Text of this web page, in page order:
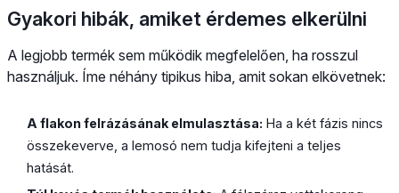
Gyakori hibák, amiket érdemes elkerülni
A legjobb termék sem működik megfelelően, ha rosszul
használjuk. Íme néhány tipikus hiba, amit sokan elkövetnek:
A flakon felrázásának elmulasztása: Ha a két fázis nincs
összekeverve, a lemosó nem tudja kifejteni a teljes
hatását.